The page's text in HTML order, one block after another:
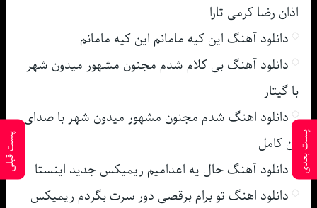
پست بعدی پست قبلی
اذان رضا کرمی تارا
دانلود آهنگ این کیه مامانم این کیه مامانم
دانلود آهنگ بی کلام شدم مجنون مشهور میدون شهر
با گیتار
دانلود اهنگ شدم مجنون مشهور میدون شهر با صدای
زن کامل
دانلود آهنگ حال یه اعدامیم ریمیکس جدید اینستا
دانلود اهنگ تو برام برقصی دور سرت بگردم ریمیکس